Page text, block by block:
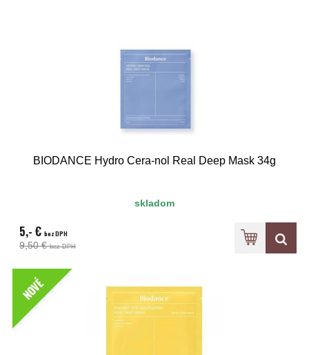
BIODANCE Hydro Cera-nol Real Deep Mask 34g
skladom
5,- € bez DPH
9,50 €bez DPH
NOVÉ